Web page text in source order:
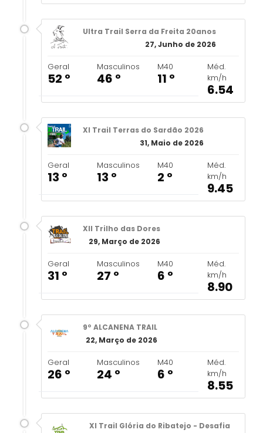
Ultra Trail Serra da Freita 20anos
27, Junho de 2026
Geral
52 º
Masculinos
46 º
M40
11 º
Méd.
km/h
6.54
XI Trail Terras do Sardão 2026
31, Maio de 2026
Geral
13 º
Masculinos
13 º
M40
2 º
Méd.
km/h
9.45
XII Trilho das Dores
29, Março de 2026
Geral
31 º
Masculinos
27 º
M40
6 º
Méd.
km/h
8.90
9º ALCANENA TRAIL
22, Março de 2026
Geral
26 º
Masculinos
24 º
M40
6 º
Méd.
km/h
8.55
XI Trail Glória do Ribatejo - Desafia